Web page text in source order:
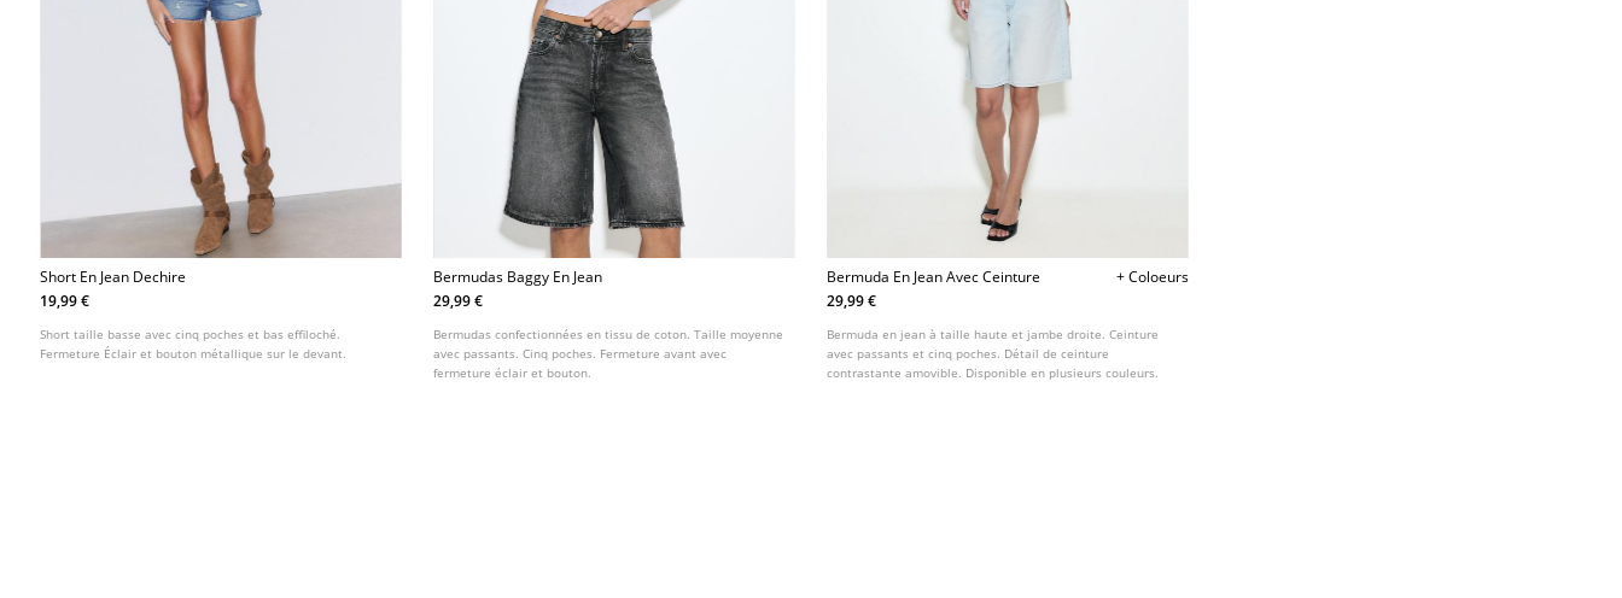
Short En Jean Dechire
19,99 €
Short taille basse avec cinq poches et bas effiloché.
Fermeture Éclair et bouton métallique sur le devant.
Bermudas Baggy En Jean
29,99 €
Bermudas confectionnées en tissu de coton. Taille moyenne
avec passants. Cinq poches. Fermeture avant avec
fermeture éclair et bouton.
Bermuda En Jean Avec Ceinture
+ Coloeurs
29,99 €
Bermuda en jean à taille haute et jambe droite. Ceinture
avec passants et cinq poches. Détail de ceinture
contrastante amovible. Disponible en plusieurs couleurs.